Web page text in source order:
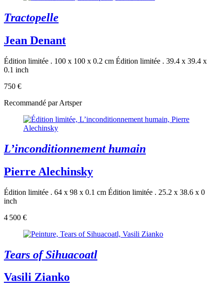
Tractopelle
Jean Denant
Édition limitée . 100 x 100 x 0.2 cm Édition limitée . 39.4 x 39.4 x
0.1 inch
750 €
Recommandé par Artsper
L’inconditionnement humain
Pierre Alechinsky
Édition limitée . 64 x 98 x 0.1 cm Édition limitée . 25.2 x 38.6 x 0
inch
4 500 €
Tears of Sihuacoatl
Vasili Zianko